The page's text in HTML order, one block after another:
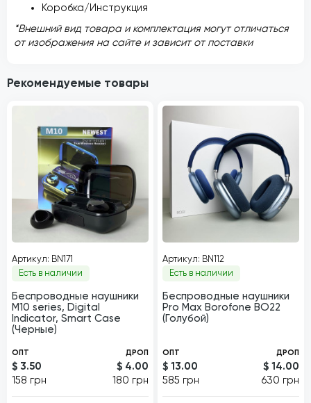
Коробка/Инструкция
*Внешний вид товара и комплектация могут отличаться
от изображения на сайте и зависит от поставки
Рекомендуемые товары
Артикул: BN171
Есть в наличии
Беспроводные наушники
M10 series, Digital
Indicator, Smart Case
(Черные)
ОПТ
$ 3.50
158 грн
ДРОП
$ 4.00
180 грн
Артикул: BN112
Есть в наличии
Беспроводные наушники
Pro Max Borofone BO22
(Голубой)
ОПТ
$ 13.00
585 грн
ДРОП
$ 14.00
630 грн